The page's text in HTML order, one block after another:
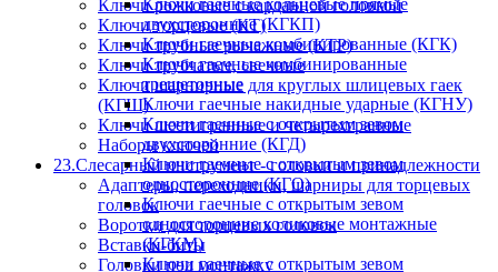
Ключи рожковые с карданной головкой
Ключи торцевые (КТ)
Ключи трубные рычажные (КТР)
Ключи трубчатые, свечные
Ключи шарнирные для круглых шлицевых гаек
(КГШ)
Ключи шестигранные и четырехгранные
Наборы ключей
23.Слесарный инструмент - головки и принадлежности
Адаптеры, переходники, шарниры для торцевых
головок
Воротки для торцевых головок
Вставки-биты
Головки под монтажку
Ключи гаечные кольцевые прямые
двухсторонние (КГКП)
Ключи гаечные комбинированные (КГК)
Ключи гаечные комбинированные
трещеточные
Ключи гаечные накидные ударные (КГНУ)
Ключи гаечные с открытым зевом
двухсторонние (КГД)
Ключи гаечные с открытым зевом
односторонние (КГО)
Ключи гаечные с открытым зевом
односторонние коликовые монтажные
(КГКМ)
Ключи гаечные с открытым зевом